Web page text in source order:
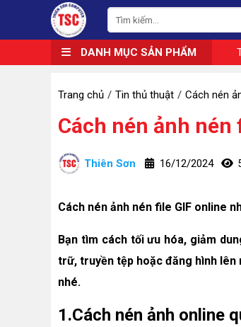
DANH MỤC SẢN PHẨM
Trang chủ Tin thủ thuật Cách nén
Cách nén ảnh nén
Thiên Sơn 16/12/2024
Cách nén ảnh nén file GIF online
Bạn tìm cách tối ưu hóa, giảm
trữ, truyền tệp hoặc đăng hình lên
nhé.
1.Cách nén ảnh online